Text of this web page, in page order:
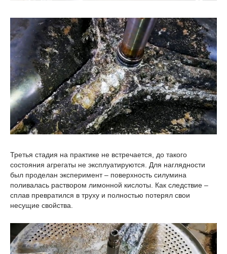
Третья стадия на практике не встречается, до такого
состояния агрегаты не эксплуатируются. Для наглядности
был проделан эксперимент – поверхность силумина
поливалась раствором лимонной кислоты. Как следствие –
сплав превратился в труху и полностью потерял свои
несущие свойства.